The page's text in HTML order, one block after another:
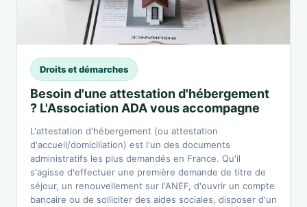
Droits et démarches
Besoin d'une attestation d'hébergement
? L'Association ADA vous accompagne
L'attestation d'hébergement (ou attestation
d'accueil/domiciliation) est l'un des documents
administratifs les plus demandés en France. Qu'il
s'agisse d'effectuer une première demande de titre de
séjour, un renouvellement sur l'ANEF, d'ouvrir un compte
bancaire ou de solliciter des aides sociales, disposer d'un